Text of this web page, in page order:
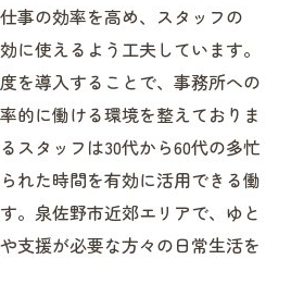
事の効率を高め、スタッフの
に使えるよう工夫しています。
を導入することで、事務所への
的に働ける環境を整えておりま
スタッフは30代から60代の多忙
れた時間を有効に活用できる働
。泉佐野市近郊エリアで、ゆと
支援が必要な方々の日常生活を